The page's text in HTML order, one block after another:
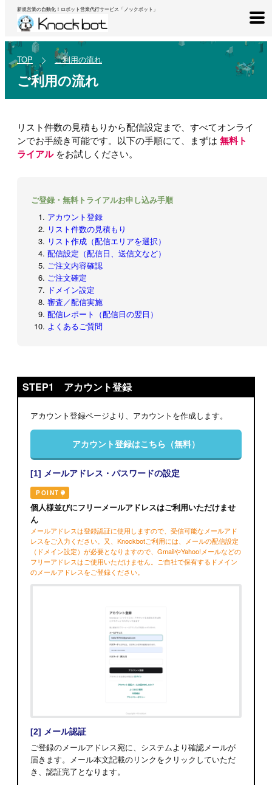
新規営業の自動化！ロボット営業代行サービス「ノックボット」
TOP ご利用の流れ
ご利用の流れ
リスト件数の見積もりから配信設定まで、すべてオンライ
ンでお手続き可能です。 以下の手順にて、まずは 無料ト
ライアル をお試しください。
ご登録・無料トライアルお申し込み手順
アカウント登録
リスト件数の見積もり
リスト作成（配信エリアを選択）
配信設定（配信日、送信文など）
ご注文内容確認
ご注文確定
ドメイン設定
審査／配信実施
配信レポート（配信日の翌日）
よくあるご質問
STEP1 アカウント登録
アカウント登録ページより、アカウントを作成します。
アカウント登録はこちら（無料）
[1] メールアドレス・パスワードの設定
POINT
個人様並びにフリーメールアドレスはご利用いただけませ
ん
メールアドレスは登録認証に使用しますので、受信可能なメールアド
レスをご入力ください。 又、Knockbotご利用には、メールの配信設定
（ドメイン設定）が必要となりますので、GmailやYahoo!メールなどの
フリーアドレスはご使用いただけません。
ご自社で保有するドメイン
のメールアドレスをご登録ください。
[2] メール認証
ご登録のメールアドレス宛に、システムより確認メールが
届きます。
メール本文記載のリンクをクリックしていただ
き、認証完了となります。